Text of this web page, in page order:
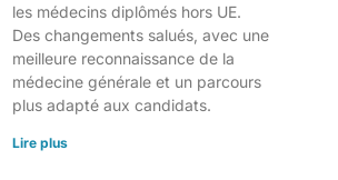
les médecins diplômés hors UE.
Des changements salués, avec une
meilleure reconnaissance de la
médecine générale et un parcours
plus adapté aux candidats.
Lire plus